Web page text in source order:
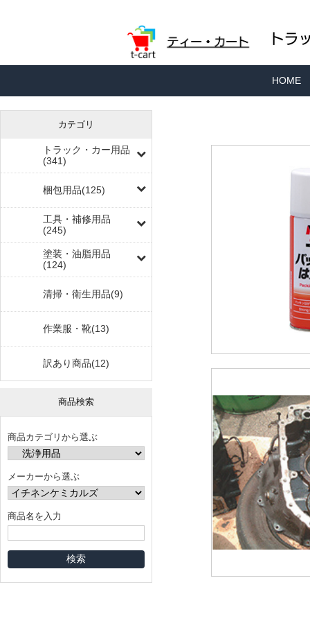
HOME
カテゴリ
トラック・カー用品
(341)
梱包用品(125)
工具・補修用品
(245)
塗装・油脂用品
(124)
清掃・衛生用品(9)
作業服・靴(13)
訳あり商品(12)
商品検索
商品カテゴリから選ぶ
メーカーから選ぶ
商品名を入力